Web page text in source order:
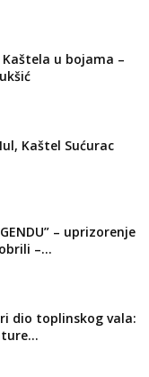
u bojama –
Kaštel Sućurac
– uprizorenje
–...
dio toplinskog vala: